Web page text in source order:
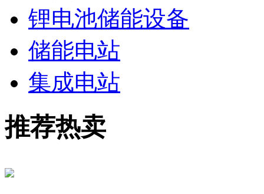
锂电池储能设备
储能电站
集成电站
推荐热卖